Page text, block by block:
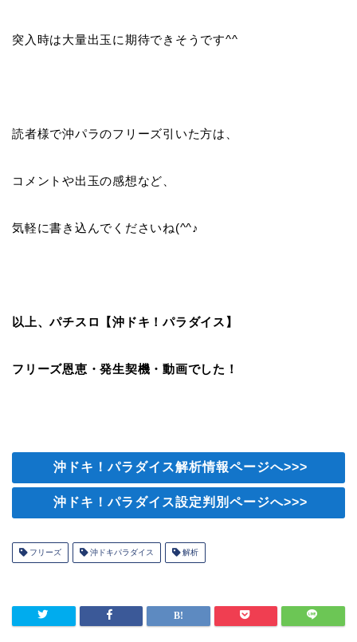
突入時は大量出玉に期待できそうです^^
読者様で沖パラのフリーズ引いた方は、
コメントや出玉の感想など、
気軽に書き込んでくださいね(^^♪
以上、パチスロ【沖ドキ！パラダイス】
フリーズ恩恵・発生契機・動画でした！
沖ドキ！パラダイス解析情報ページへ>>>
沖ドキ！パラダイス設定判別ページへ>>>
フリーズ 沖ドキパラダイス 解析